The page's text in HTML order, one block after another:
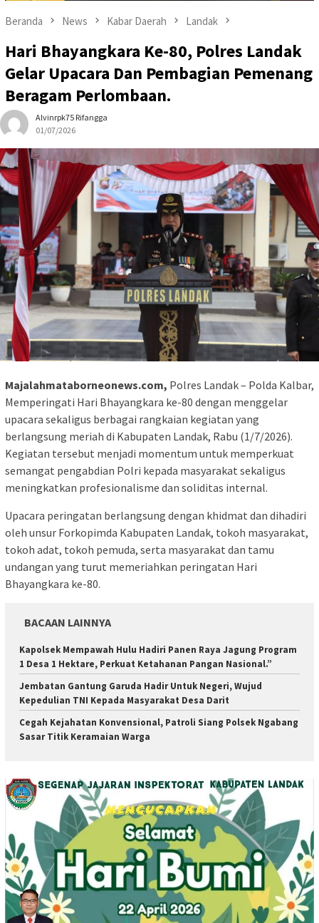
Beranda News Kabar Daerah Landak
Hari Bhayangkara Ke-80, Polres Landak
Gelar Upacara Dan Pembagian Pemenang
Beragam Perlombaan.
Alvinrpk75 Rifangga
01/07/2026
Majalahmataborneonews.com, Polres Landak – Polda Kalbar,
Memperingati Hari Bhayangkara ke-80 dengan menggelar
upacara sekaligus berbagai rangkaian kegiatan yang
berlangsung meriah di Kabupaten Landak, Rabu (1/7/2026).
Kegiatan tersebut menjadi momentum untuk memperkuat
semangat pengabdian Polri kepada masyarakat sekaligus
meningkatkan profesionalisme dan soliditas internal.
Upacara peringatan berlangsung dengan khidmat dan dihadiri
oleh unsur Forkopimda Kabupaten Landak, tokoh masyarakat,
tokoh adat, tokoh pemuda, serta masyarakat dan tamu
undangan yang turut memeriahkan peringatan Hari
Bhayangkara ke-80.
BACAAN LAINNYA
Kapolsek Mempawah Hulu Hadiri Panen Raya Jagung Program
1 Desa 1 Hektare, Perkuat Ketahanan Pangan Nasional.”
Jembatan Gantung Garuda Hadir Untuk Negeri, Wujud
Kepedulian TNI Kepada Masyarakat Desa Darit
Cegah Kejahatan Konvensional, Patroli Siang Polsek Ngabang
Sasar Titik Keramaian Warga